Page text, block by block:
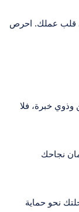
قلب عملك. احرص
خبرة، فلا
نجاحك
نحو حماية